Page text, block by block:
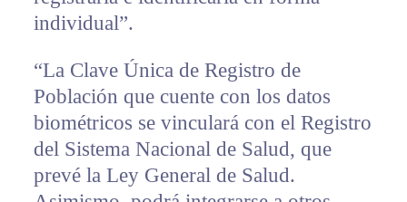
individual”.
“La Clave Única de Registro de
Población que cuente con los datos
biométricos se vinculará con el Registro
del Sistema Nacional de Salud, que
prevé la Ley General de Salud.